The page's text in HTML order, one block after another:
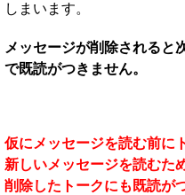
しまいます。
メッセージが削除されると
で既読がつきません。
仮にメッセージを読む前に
新しいメッセージを読むた
削除したトークにも既読が